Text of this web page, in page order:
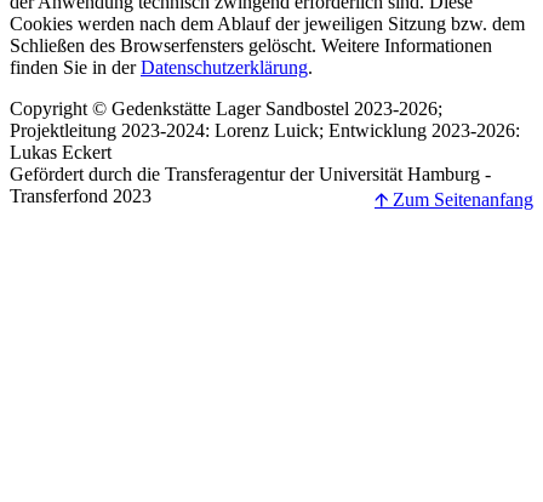
Cookies werden nach dem Ablauf der jeweiligen Sitzung bzw. dem
Schließen des Browserfensters gelöscht. Weitere Informationen
finden Sie in derDatenschutzerklärung.
Copyright © Gedenkstätte Lager Sandbostel 2023-2026;
Projektleitung 2023-2024: Lorenz Luick; Entwicklung 2023-2026:
Lukas Eckert
Gefördert durch die Transferagentur der Universität Hamburg -
Transferfond 2023
🡩 Zum Seitenanfang